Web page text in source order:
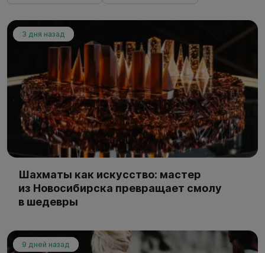
3 дня назад
Шахматы как искусство: мастер
из Новосибирска превращает смолу
в шедевры
9 дней назад